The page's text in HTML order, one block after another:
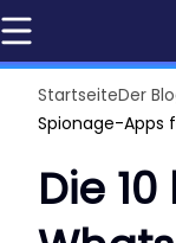
StartseiteDer
Spionage-Apps
Die